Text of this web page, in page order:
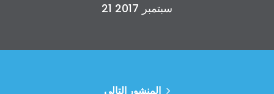
21 سبتمبر 2017
المنشور التالي